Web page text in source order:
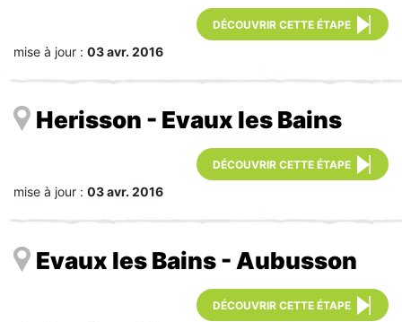
DÉCOUVRIR CETTE ÉTAPE
mise à jour : 03 avr. 2016
Herisson - Evaux les Bains
DÉCOUVRIR CETTE ÉTAPE
mise à jour : 03 avr. 2016
Evaux les Bains - Aubusson
DÉCOUVRIR CETTE ÉTAPE